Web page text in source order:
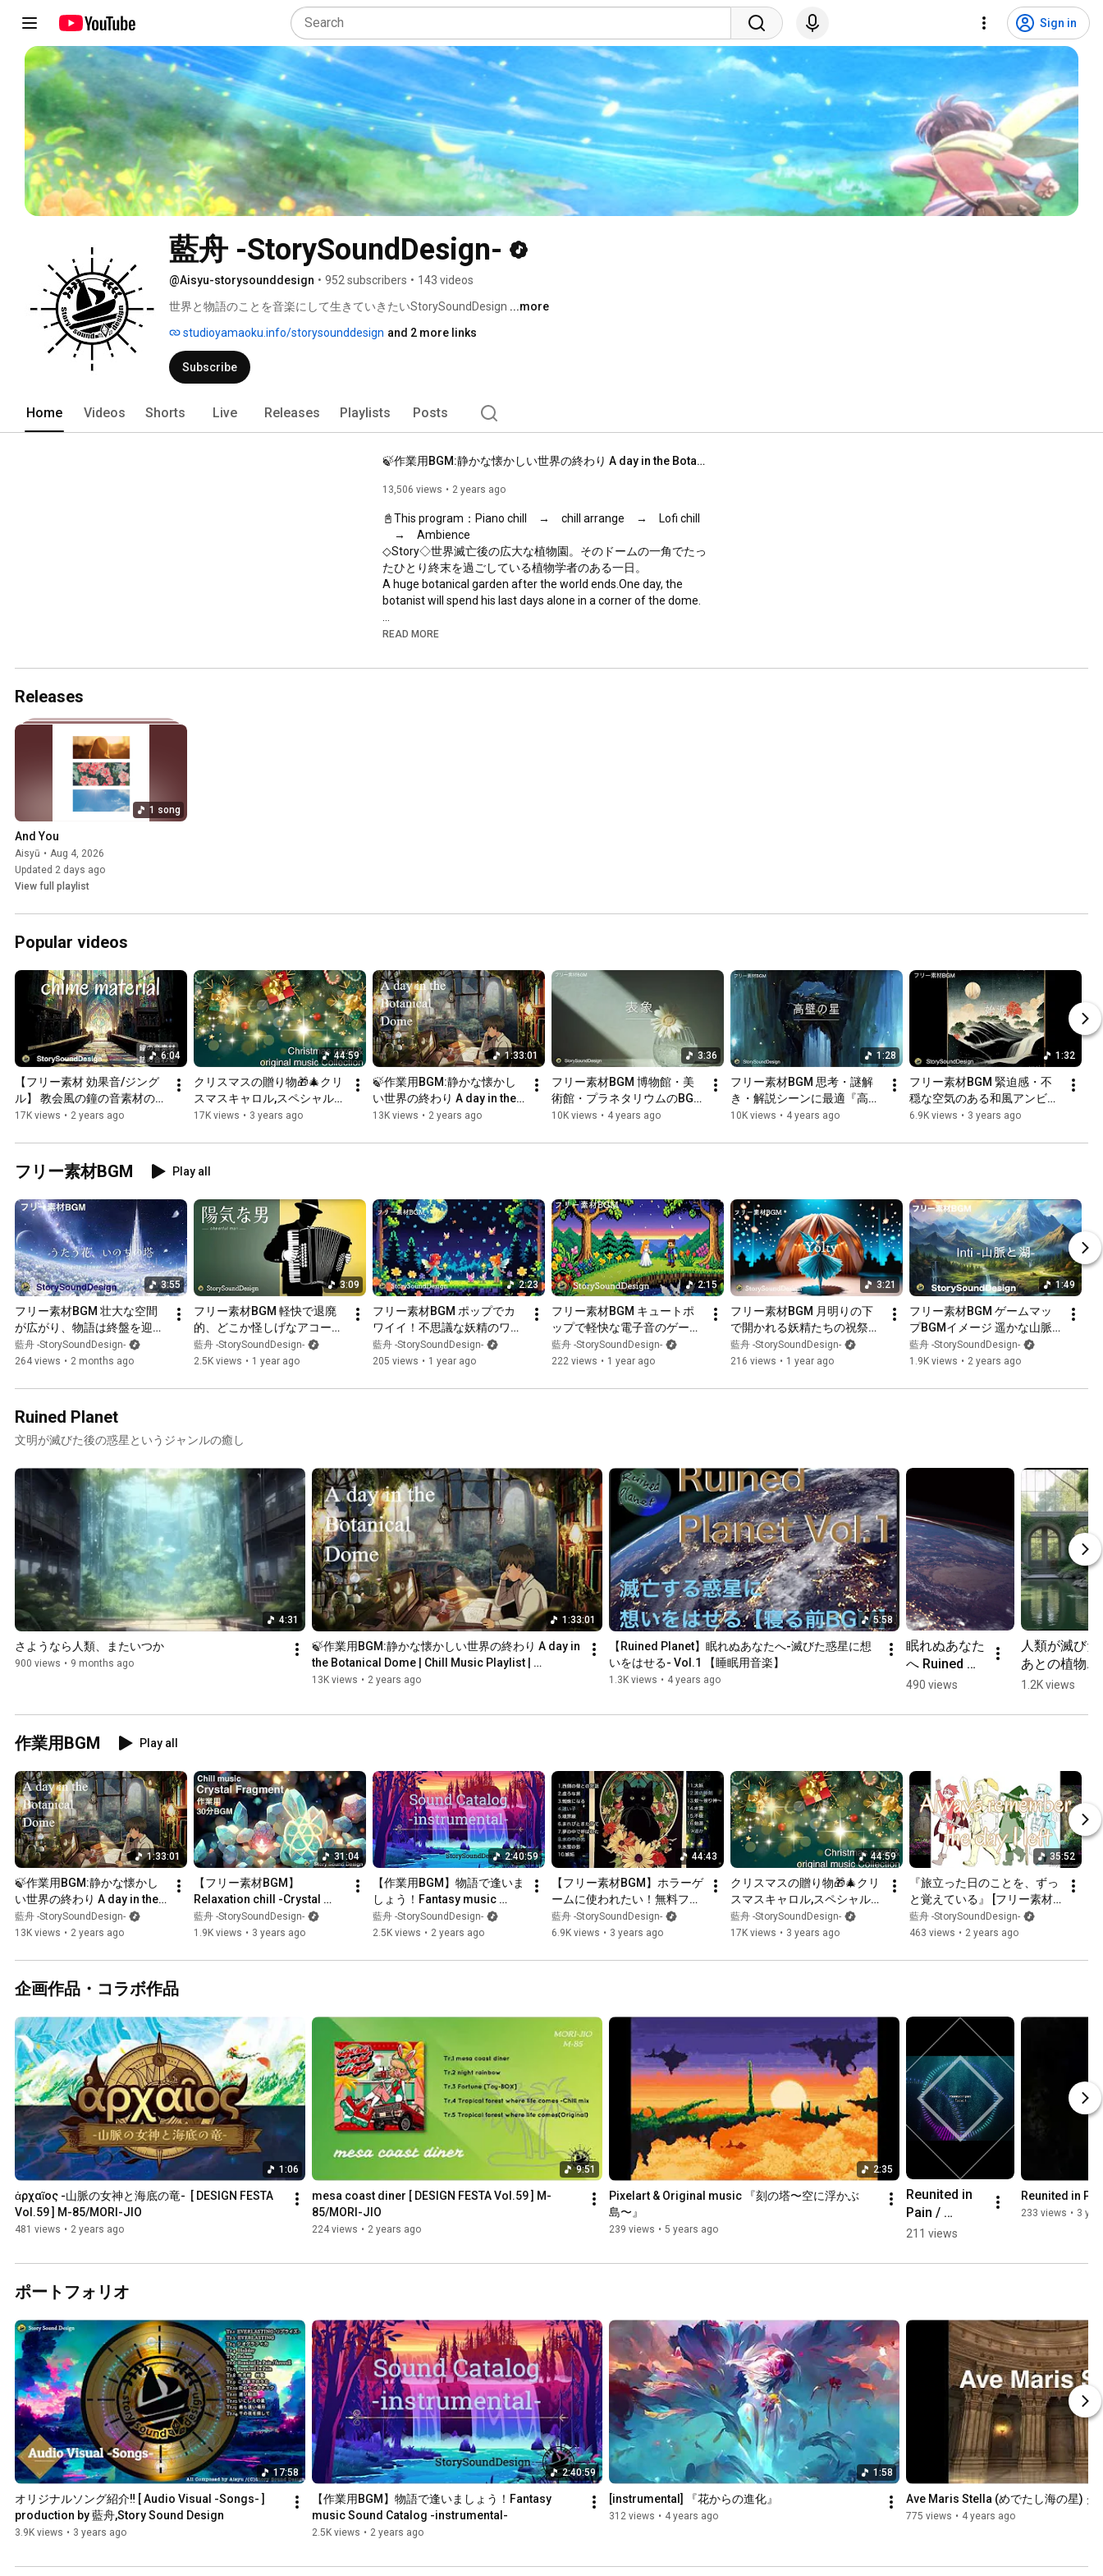
Sign in
藍舟 -StorySoundDesign-
@Aisyu-storysounddesign • 952 subscribers • 143 videos
世界と物語のことを音楽にして生きていきたいStorySoundDesign ...more
studioyamaoku.info/storysounddesign and 2 more links
Subscribe
Home Videos Shorts Live Releases Playlists Posts
🍃作業用BGM:静かな懐かしい世界の終わり A day in the Botanical Dome | Chill Music Playlist | relax/study to
13,506 views 2 years ago
📓This program：Piano chill　→　chill arrange　→　Lofi chill
→　Ambience
◇Story◇世界滅亡後の広大な植物園。そのドームの一角でたっ
たひとり終末を過ごしている植物学者のある一日。
A huge botanical garden after the world ends.One day, the
botanist will spend his last days alone in a corner of the dome.
READ MORE
Releases
1 song
And You
Aisyū • Aug 4, 2026
Updated 2 days ago
View full playlist
Popular videos
6:04
【フリー素材 効果音/ジング
ル】 教会風の鐘の音素材の詰
め合わせ！Chime material
17K views • 2 years ago
44:59
クリスマスの贈り物🎁🎄クリ
スマスキャロル,スペシャル
BGMコレクション,Christmas
collection 【定番からオリジ
ナルまで】
17K views • 3 years ago
1:33:01
🍃作業用BGM:静かな懐かし
い世界の終わり A day in the
Botanical Dome | Chill Music
13K views • 2 years ago
3:36
フリー素材BGM 博物館・美
術館・プラネタリウムのBGM
におすすめ『表象』
10K views • 4 years ago
1:28
フリー素材BGM 思考・謎解
き・解説シーンに最適『高壁
の星』
10K views • 4 years ago
1:32
フリー素材BGM 緊迫感・不
穏な空気のある和風アンビエ
ント『始源』
6.9K views • 3 years ago
フリー素材BGM Play all
3:55
フリー素材BGM 壮大な空間
が広がり、物語は終盤を迎え
る『うたう花、いのちの塔』
藍舟 -StorySoundDesign-
264 views • 2 months ago
3:09
フリー素材BGM 軽快で退廃
的、どこか怪しげなアコーデ
ィオンのBGM『陽気な男』
藍舟 -StorySoundDesign-
2.5K views • 1 year ago
2:23
フリー素材BGM ポップでカ
ワイイ！不思議な妖精のワル
ツ『Fairy waltz』
藍舟 -StorySoundDesign-
205 views • 1 year ago
2:15
フリー素材BGM キュートポ
ップで軽快な電子音のゲーム
BGM『KA RA BU RI』
藍舟 -StorySoundDesign-
222 views • 1 year ago
3:21
フリー素材BGM 月明りの下
で開かれる妖精たちの祝祭
『イヨルティ』
藍舟 -StorySoundDesign-
216 views • 1 year ago
1:49
フリー素材BGM ゲームマッ
プBGMイメージ 遥かな山脈
の風を感じる旅路「inti-山脈
と湖-」
藍舟 -StorySoundDesign-
1.9K views • 2 years ago
Ruined Planet
文明が滅びた後の惑星というジャンルの癒し
4:31
さようなら人類、またいつか
900 views • 9 months ago
1:33:01
🍃作業用BGM:静かな懐かしい世界の終わり A day in
the Botanical Dome | Chill Music Playlist |
relax/study to
13K views • 2 years ago
5:58
【Ruined Planet】眠れぬあなたへ-滅びた惑星に想
いをはせる- Vol.1 【睡眠用音楽】
1.3K views • 4 years ago
眠れぬあなた
へ Ruined
Planet Vol.0
490 views
人類が滅びた
あとの植物園
🌿
1.2K views
作業用BGM Play all
1:33:01
🍃作業用BGM:静かな懐かし
い世界の終わり A day in the
Botanical Dome | Chill Music
Playlist | relax/study to
藍舟 -StorySoundDesign-
13K views • 2 years ago
31:04
【フリー素材BGM】
Relaxation chill -Crystal
Fragment- 30min loop【作
業用BGM】
藍舟 -StorySoundDesign-
1.9K views • 3 years ago
2:40:59
【作業用BGM】物語で逢いま
しょう！Fantasy music
Sound Catalog -
instrumental-
藍舟 -StorySoundDesign-
2.5K views • 2 years ago
44:43
【フリー素材BGM】ホラーゲ
ームに使われたい！無料フリ
ー素材BGM詰め合わせ [一括
ダウンロード有り] 【ゲーム
うぞ(!?)
藍舟 -StorySoundDesign-
6.9K views • 3 years ago
44:59
クリスマスの贈り物🎁🎄クリ
スマスキャロル,スペシャル
BGMコレクション,Christmas
carol & original music
ナルまで】
藍舟 -StorySoundDesign-
17K views • 3 years ago
35:52
『旅立った日のことを、ずっ
と覚えている』 [フリー素材
BGM & 作業用BGM]  Fantasy
music collection
藍舟 -StorySoundDesign-
463 views • 2 years ago
企画作品・コラボ作品
1:06
ἀρχαῖος -山脈の女神と海底の竜-  [ DESIGN FESTA
Vol.59 ] M-85/MORI-JIO
481 views • 2 years ago
9:51
mesa coast diner [ DESIGN FESTA Vol.59 ] M-
85/MORI-JIO
224 views • 2 years ago
2:35
Pixelart & Original music 『刻の塔〜空に浮かぶ
島〜』
239 views • 5 years ago
Reunited in
Pain /
farewell
211 views
Reunited in
233 views • 3
ポートフォリオ
17:58
オリジナルソング紹介‼︎ [ Audio Visual -Songs- ]
production by 藍舟,Story Sound Design
3.9K views • 3 years ago
2:40:59
【作業用BGM】物語で逢いましょう！Fantasy
music Sound Catalog -instrumental-
2.5K views • 2 years ago
1:58
[instrumental] 『花からの進化』
312 views • 4 years ago
Ave Maris Stella (めでたし海の星) グ
775 views • 4 years ago